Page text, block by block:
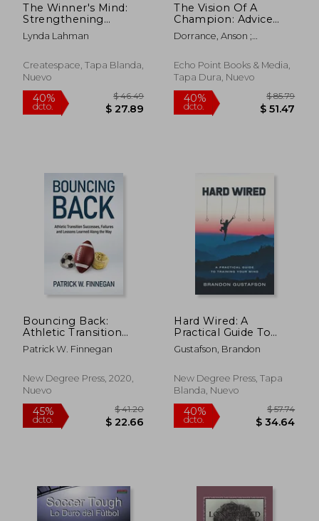
40%
dcto. $ 76.43
40%
dcto. $
The Winner's Mind:
Strengthening
Mental Skills in
Athletes
Lynda Lahman
Createspace, Tapa Blanda,
Nuevo
The Vision Of A
Champion: Advice
And Inspiration From
The World's Most
Soccer Coach (en
Inglés)
Dorrance, Anson ;
Echo Point Books & Media,
Tapa Dura, Nuevo
Bouncing Back:
Athletic Transition
Successes, Failures,
and Lessons Learned
Inglés)
Patrick W. Finnegan
New Degree Press, 2020,
Nuevo
Hard Wired: A
Practical Guide To
Training Your Mind
(en Inglés)
Gustafson, Brandon
New Degree Press, Tapa
Blanda, Nuevo